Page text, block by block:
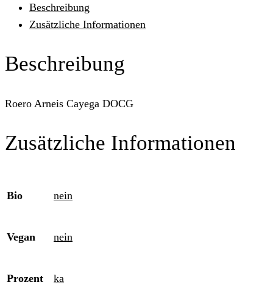
Beschreibung
Zusätzliche Informationen
Beschreibung
Roero Arneis Cayega DOCG
Zusätzliche Informationen
Bio nein
Vegan nein
Prozent ka